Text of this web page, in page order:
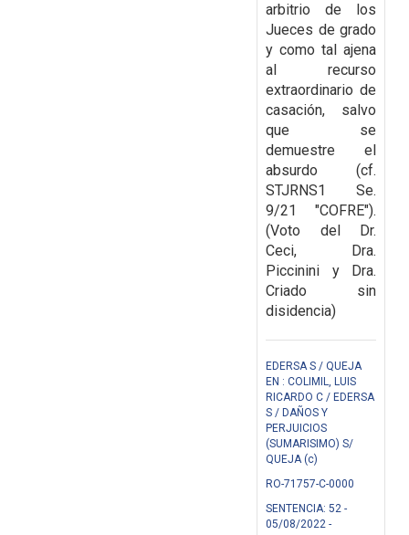
arbitrio de los
Jueces de grado
y como tal ajena
al recurso
extraordinario de
casación, salvo
que se
demuestre el
absurdo (cf.
STJRNS1 Se.
9/21 "COFRE").
(Voto del Dr.
Ceci, Dra.
Piccinini y Dra.
Criado sin
disidencia)
EDERSA S / QUEJA
EN : COLIMIL, LUIS
RICARDO C / EDERSA
S / DAÑOS Y
PERJUICIOS
(SUMARISIMO) S/
QUEJA (c)
RO-71757-C-0000
SENTENCIA: 52 -
05/08/2022 -